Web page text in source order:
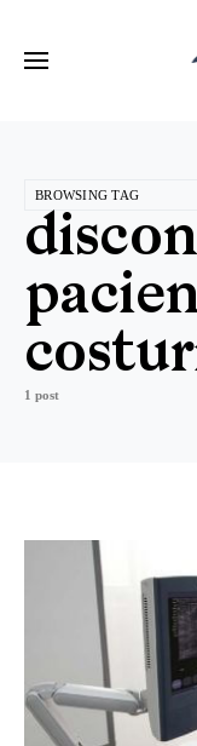
BROWSING TAG
1 post